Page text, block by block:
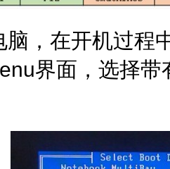
脑，在开机过程
界面，选择